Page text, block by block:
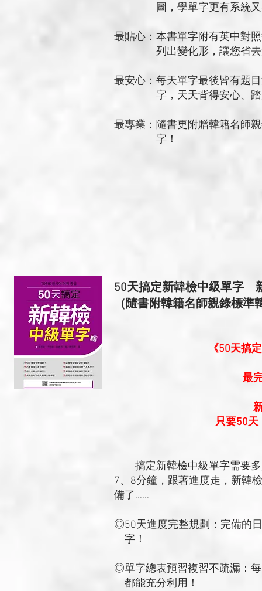
圖，學單字更有系統又
最貼心：本書單字附有英中對
列出變化形，讓您省去
最安心：每天單字最後皆有題
字，天天背得安心、踏
最專業：隨書更附贈韓籍名師
字！
50天搞定新韓檢中級單字
（隨書附韓籍名師親錄標準
《50天搞
最
只要50天
搞定新韓檢中級單字需要多
7、8分鐘，跟著進度走，新韓
備了……
◎50天進度完整規劃：完備的
字！
◎單字總表預習複習不疏漏：
都能充分利用！